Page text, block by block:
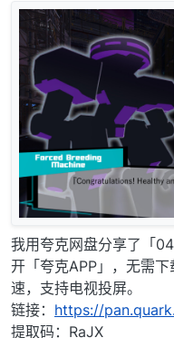
我用夸克网盘分享了「
开「夸克APP」，无需
速，支持电视投屏。
链接： https://
提取码：RaJX